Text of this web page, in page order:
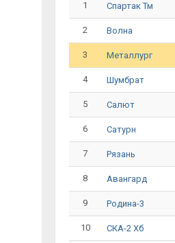
1 Спартак Тм
2 Волна
3 Металлург
4 Шумбрат
5 Салют
6 Сатурн
7 Рязань
8 Авангард
9 Родина-3
10 СКА-2 Хб